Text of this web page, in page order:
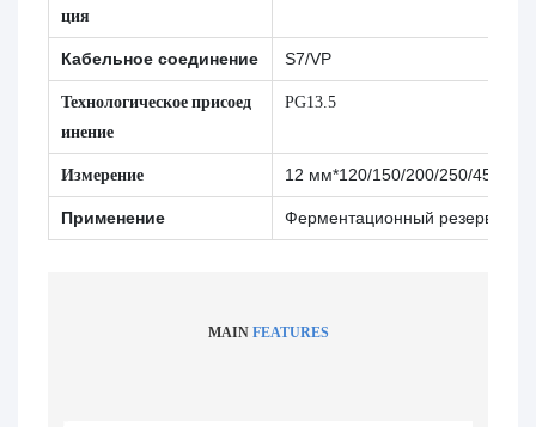
ция
Кабельное соединение S7/VP
Технологическое присоед
инение
PG13.5
Измерение 12 мм*120/150/200/250/450 мм
Применение Ферментационный резервуар,
MAIN FEATURES